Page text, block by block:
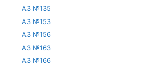
АЗ №135
АЗ №153
АЗ №156
АЗ №163
АЗ №166